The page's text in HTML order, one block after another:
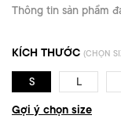
Thông tin sản phẩm
KÍCH THƯỚC (CHỌN
S L
Gợi ý chọn size